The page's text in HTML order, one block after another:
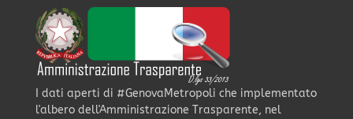
I dati aperti di #GenovaMetropoli che implementato
l'albero dell'Amministrazione Trasparente, nel